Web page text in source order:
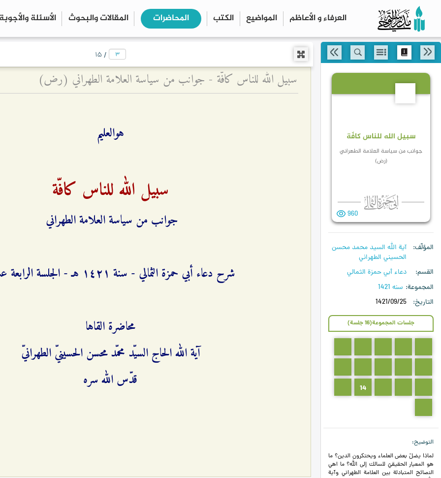
العرفاء و الأعاظم المواضیع الكتب المحاضرات المقالات والبحوث الأسئلة search
close
سبيل الله للناس كافّة
جوانب من سياسة العلامة الطهراني
(رض)
960
المؤلّف
آية الله السيد محمد محسن
الحسيني الطهراني
القسم
دعاء أبي حمزة الثمالي
المجموعة سنه 1421
التاريخ
1421/09/25
جلسات المجموعة(16 جلسة)
14
التوضيح
لماذا يضلّ بعض العلماء ويحتكرون الدين؟ ما
هو المعيار الحقيقيّ للسالك إلى الله؟ ما اهي
النصائح المتبادلة بين العلامة الطهراني وآية
/ ۱۵
سبيل الله للناس كافّة - جوانب من سياسة العلامة الطهراني (رض)
هوالعلیم
سبيل الله للناس كافّة
جوانب من سياسة العلامة الطهراني
شرح دعاء أبي حمزة الثمالي - سنة ۱٤٢۱ هـ - الجلسة الرابعة عشرة
محاضرة القاها
آية الله الحاج السيّد محمّد محسن الحسينيّ الطهرانيّ
قدّس الله سره